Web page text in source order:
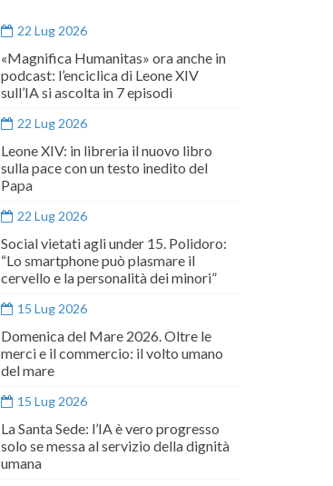
22 Lug 2026
«Magnifica Humanitas» ora anche in
podcast: l’enciclica di Leone XIV
sull’IA si ascolta in 7 episodi
22 Lug 2026
Leone XIV: in libreria il nuovo libro
sulla pace con un testo inedito del
Papa
22 Lug 2026
Social vietati agli under 15. Polidoro:
“Lo smartphone può plasmare il
cervello e la personalità dei minori”
15 Lug 2026
Domenica del Mare 2026. Oltre le
merci e il commercio: il volto umano
del mare
15 Lug 2026
La Santa Sede: l’IA è vero progresso
solo se messa al servizio della dignità
umana